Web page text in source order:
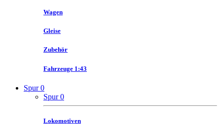
Wagen
Gleise
Zubehör
Fahrzeuge 1:43
Spur 0
Spur 0
Lokomotiven